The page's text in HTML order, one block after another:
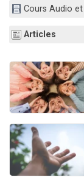
Cours Audio
Articles